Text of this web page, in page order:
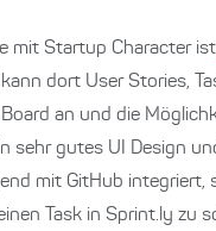
mit Startup Character ist
dort User Stories,
an und die
sehr gutes UI Design
mit GitHub
Task in Sprint.ly zu